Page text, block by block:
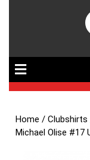
Home /Clubshirts
Michael Olise #17